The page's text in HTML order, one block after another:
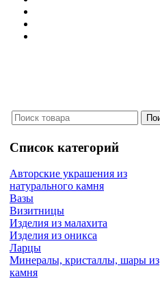
Список категорий
Авторские украшения из
натурального камня
Вазы
Визитницы
Изделия из малахита
Изделия из оникса
Ларцы
Минералы, кристаллы, шары из
камня